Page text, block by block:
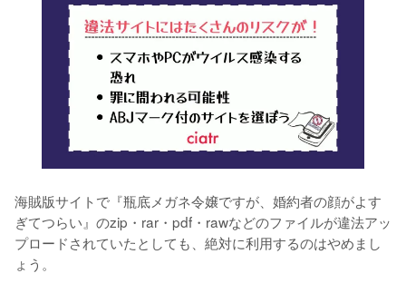
海賊版サイトで『瓶底メガネ令嬢ですが、婚約者の顔がよす
ぎてつらい』のzip・rar・pdf・rawなどのファイルが違法アッ
プロードされていたとしても、絶対に利用するのはやめまし
ょう。